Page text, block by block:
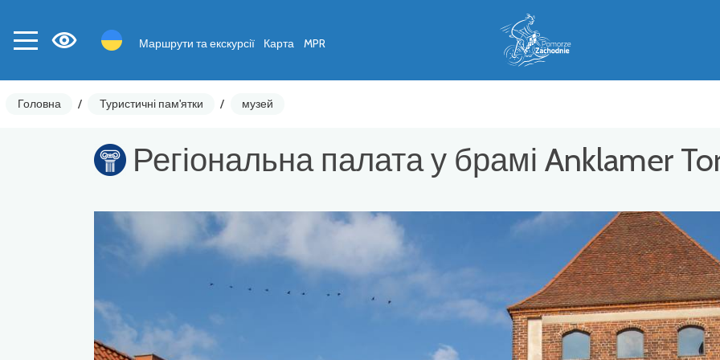
Маршрути та екскурсії Карта MPR
Головна / Туристичні пам'ятки / музей
Регіональна палата у брамі Anklamer